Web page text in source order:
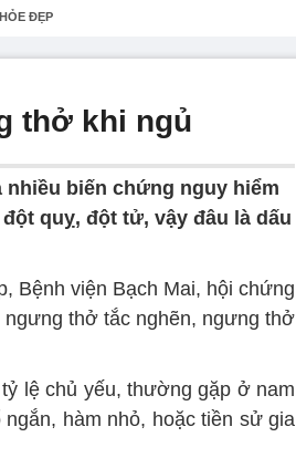
ĐẸP
thở khi ngủ
biến chứng nguy hiểm
quỵ, đột tử, vậy đâu là dấu
Bệnh viện Bạch Mai, hội chứng
thở tắc nghẽn, ngưng thở
lệ chủ yếu, thường gặp ở nam
hàm nhỏ, hoặc tiền sử gia